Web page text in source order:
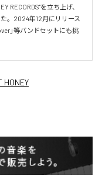
RECORDS"を立ち上げ、
た。2024年12月にリリース
」等バンドセットにも挑
HONEY